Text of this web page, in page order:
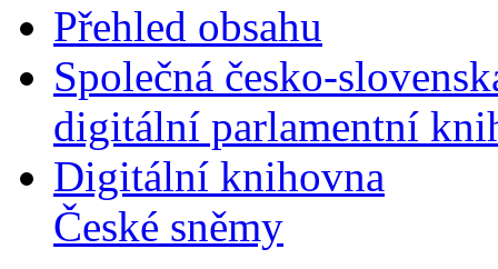
Přehled obsahu
Společná česko-
digitální parlamentní
Digitální knihovna
České sněmy